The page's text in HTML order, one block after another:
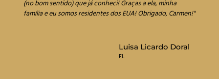
(no bom sentido) que já conheci! Graças a ela, minha
família e eu somos residentes dos EUA! Obrigado, Carmen!"
Luisa Licardo Doral
FL